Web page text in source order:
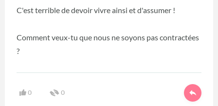
C'est terrible de devoir vivre ainsi et d'assumer !
Comment veux-tu que nous ne soyons pas contractées
?
0 0